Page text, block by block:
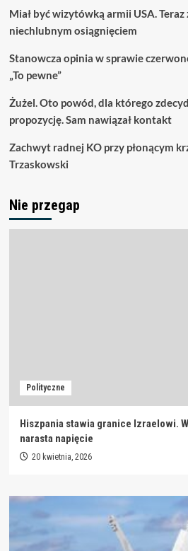
Miał być wizytówką armii USA.
niechlubnym osiągnięciem
Stanowcza opinia w sprawie
„To pewne”
Żużel. Oto powód, dla którego
propozycję. Sam nawiązał kontakt
Zachwyt radnej KO przy płonącym
Trzaskowski
Nie przegap
Polityczne
Hiszpania stawia granice Izraelowi.
narasta napięcie
20 kwietnia, 2026